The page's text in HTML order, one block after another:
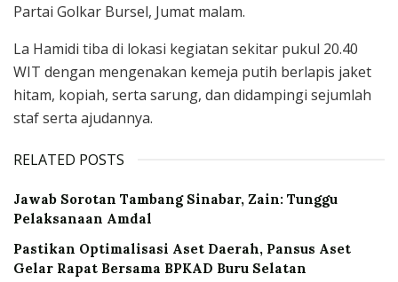
Partai Golkar Bursel, Jumat malam.
La Hamidi tiba di lokasi kegiatan sekitar pukul 20.40
WIT dengan mengenakan kemeja putih berlapis jaket
hitam, kopiah, serta sarung, dan didampingi sejumlah
staf serta ajudannya.
RELATED POSTS
Jawab Sorotan Tambang Sinabar, Zain: Tunggu
Pelaksanaan Amdal
Pastikan Optimalisasi Aset Daerah, Pansus Aset
Gelar Rapat Bersama BPKAD Buru Selatan